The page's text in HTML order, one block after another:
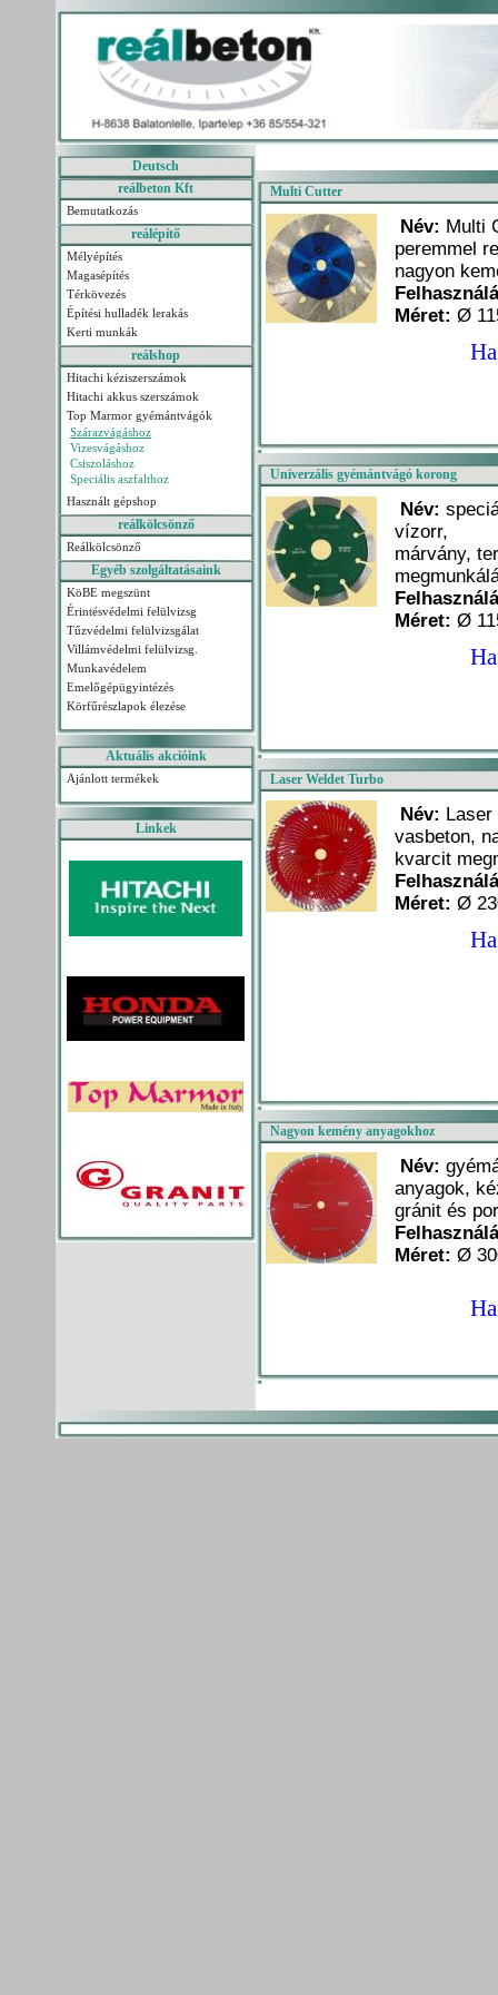
Multi Cutter
Név: Multi
peremmel
nagyon
Méret: Ø
Univerzális gyémántvágó korong
Név:
vízorr,
márvány,
Méret: Ø
Laser Weldet Turbo
Név: Laser
vasbeton,
kvarcit
Méret: Ø
Nagyon kemény anyagokhoz
Név:
anyagok,
gránit és
Méret: Ø
Deutsch
reálbeton Kft
Bemutatkozás
reálépítő
Mélyépítés
Magasépítés
Térkövezés
Építési hulladék lerakás
Kerti munkák
reálshop
Hitachi kéziszerszámok
Hitachi akkus szerszámok
Top Marmor gyémántvágók
Szárazvágáshoz
Vizesvágáshoz
Csiszoláshoz
Speciális aszfalthoz
Használt gépshop
reálkölcsönző
Reálkölcsönző
Egyéb szolgáltatásaink
KöBE megszünt
Érintésvédelmi felülvizsg
Tűzvédelmi felülvizsgálat
Villámvédelmi felülvizsg.
Munkavédelem
Emelőgépügyintézés
Körfűrészlapok élezése
Aktuális akcióink
Ajánlott termékek
Linkek